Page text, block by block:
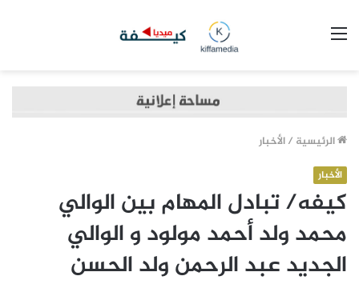
الرئيسية /الأخبار
الأخبار
كيفه/ تبادل المهام بين الوالي
محمد ولد أحمد مولود و الوالي
الجديد عبد الرحمن ولد الحسن